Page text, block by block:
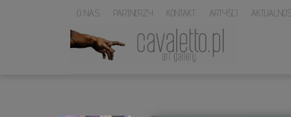
O NAS PARTNERZY KONTAKT ARTYŚCI